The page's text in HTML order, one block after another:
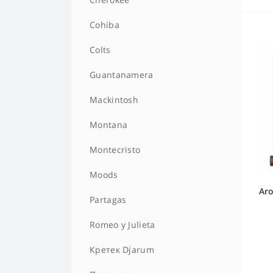
HQD MEGA
HQD MELO
HQD MINI
HQD NOVA
HQD ROSY
HQD STARK
HQD Super
HQD ULTRA STICK
HQD V2
Chesterfield
Davidoff
Dunhill
Esse
EVE
Glamour
Harvest
Jade
Kent
Kiss
Cohiba
Colts
Guantanamera
Mackintosh
Montana
Montecristo
Moods
Partagas
Romeo y Julieta
Кретек Djarum